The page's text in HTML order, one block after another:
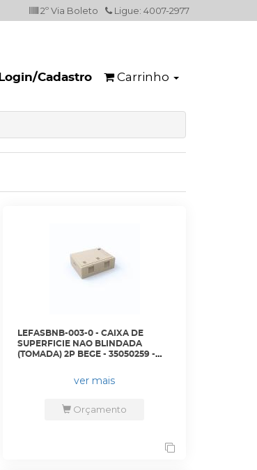
Ligue: 4007-2977
2º Via Boleto
Login/Cadastro Carrinho
LEFASBNB-003-0 - CAIXA DE
SUPERFICIE NAO BLINDADA
(TOMADA) 2P BEGE - 35050259 -
ver mais
Orçamento